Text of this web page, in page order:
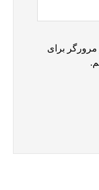
مرورگر برای